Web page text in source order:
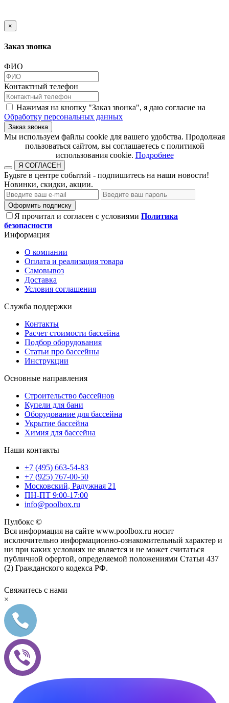
×
Заказ звонка
ФИО
Контактный телефон
Нажимая на кнопку "Заказ звонка", я даю согласие на
Обработку персональных данных
Заказ звонка
​​​​​​​Мы используем файлы cookie для вашего удобства. Продолжая
пользоваться сайтом, вы соглашаетесь с политикой
использования cookie.​​​​​​​ Подробнее
Я СОГЛАСЕН
Будьте в центре событий - подпишитесь на наши новости!
Новинки, скидки, акции.
Оформить подписку
Я прочитал и согласен с условиями Политика
безопасности
Информация
О компании
Оплата и реализация товара
Самовывоз
Доставка
Условия соглашения
Служба поддержки
Контакты
Расчет стоимости бассейна
Подбор оборудования
Статьи про бассейны
Инструкции
Основные направления
Строительство бассейнов
Купели для бани
Оборудование для бассейна
Укрытие бассейна
Химия для бассейна
Наши контакты
+7 (495) 663-54-83
+7 (925) 767-00-50
Московский, Радужная 21
ПН-ПТ 9:00-17:00
info@poolbox.ru
Пулбокс ©
Вся информация на сайте www.poolbox.ru носит
исключительно информационно-ознакомительный характер и
ни при каких условиях не является и не может считаться
публичной офертой, определяемой положениями Статьи 437
(2) Гражданского кодекса РФ.
Свяжитесь с нами
×